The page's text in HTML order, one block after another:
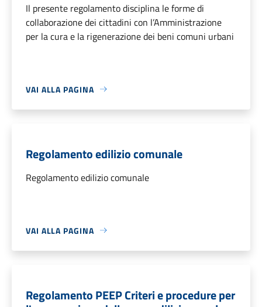
Il presente regolamento disciplina le forme di
collaborazione dei cittadini con l’Amministrazione
per la cura e la rigenerazione dei beni comuni urbani
VAI ALLA PAGINA
Regolamento edilizio comunale
Regolamento edilizio comunale
VAI ALLA PAGINA
Regolamento PEEP Criteri e procedure per